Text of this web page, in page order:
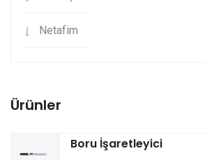
Netafim
Ürünler
Boru İşaretleyici